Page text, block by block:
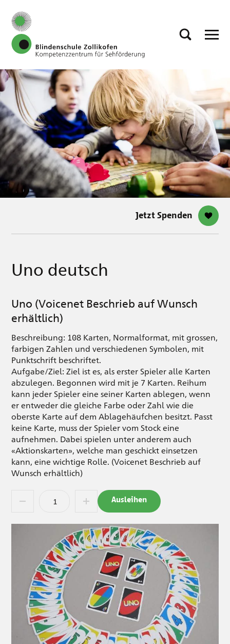
Jetzt Spenden
Uno deutsch
Uno (Voicenet Beschrieb auf Wunsch
erhältlich)
Beschreibung: 108 Karten, Normalformat, mit grossen,
farbigen Zahlen und verschiedenen Symbolen, mit
Punktschrift beschriftet.
Aufgabe/Ziel: Ziel ist es, als erster Spieler alle Karten
abzulegen. Begonnen wird mit je 7 Karten. Reihum
kann jeder Spieler eine seiner Karten ablegen, wenn
er entweder die gleiche Farbe oder Zahl wie die
oberste Karte auf dem Ablagehäufchen besitzt. Passt
keine Karte, muss der Spieler vom Stock eine
aufnehmen. Dabei spielen unter anderem auch
«Aktionskarten», welche man geschickt einsetzen
kann, eine wichtige Rolle. (Voicenet Beschrieb auf
Wunsch erhältlich)
Ausleihen